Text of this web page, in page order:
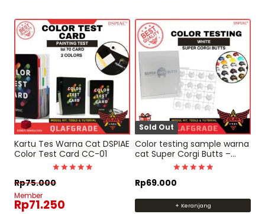
Kartu Tes Warna Cat DSPIAE
Color Test Card CC-01
Dinilai
5
Rp75.000
Member
Rp71.250
Sold Out
Color testing sample warna
cat Super Corgi Butts –
white / putih
Dinilai
5
Rp69.000
+ Keranjang